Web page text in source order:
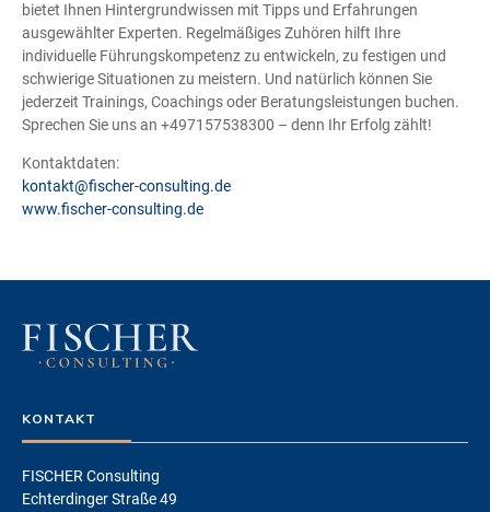
bietet Ihnen Hintergrundwissen mit Tipps und Erfahrungen
ausgewählter Experten. Regelmäßiges Zuhören hilft Ihre
individuelle Führungskompetenz zu entwickeln, zu festigen und
schwierige Situationen zu meistern. Und natürlich können Sie
jederzeit Trainings, Coachings oder Beratungsleistungen buchen.
Sprechen Sie uns an +497157538300 – denn Ihr Erfolg zählt!
Kontaktdaten:
kontakt@fischer-consulting.de
www.fischer-consulting.de
KONTAKT
FISCHER Consulting
Echterdinger Straße 49